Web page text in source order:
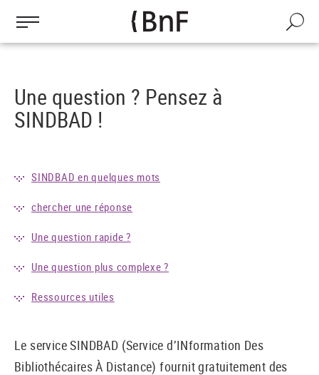
contenu
Recherche
Une question ? Pensez à
SINDBAD !
SINDBAD en quelques mots
chercher une réponse
Une question rapide ?
Une question plus complexe ?
Ressources utiles
Le service SINDBAD (Service d’INformation Des
Bibliothécaires À Distance) fournit gratuitement des